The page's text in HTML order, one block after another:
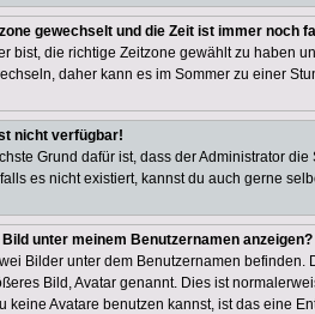
gewechselt und die Zeit ist immer noch
bist, die richtige Zeitzone gewählt zu haben
daher kann es im Sommer zu einer
nicht verfügbar!
Grund dafür ist, dass der Administrator
es nicht existiert, kannst du auch gerne
unter meinem Benutzernamen anzeigen?
Bilder unter dem Benutzernamen
Bild, Avatar genannt. Dies ist
keine Avatare benutzen kannst, ist das eine